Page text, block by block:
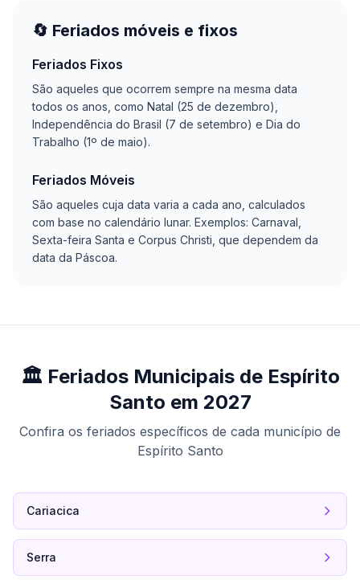
🔄 Feriados móveis e fixos
Feriados Fixos
São aqueles que ocorrem sempre na mesma data
todos os anos, como Natal (25 de dezembro),
Independência do Brasil (7 de setembro) e Dia do
Trabalho (1º de maio).
Feriados Móveis
São aqueles cuja data varia a cada ano, calculados
com base no calendário lunar. Exemplos: Carnaval,
Sexta-feira Santa e Corpus Christi, que dependem da
data da Páscoa.
🏛️ Feriados Municipais de Espírito
Santo em 2027
Confira os feriados específicos de cada município de
Espírito Santo
Cariacica
Serra